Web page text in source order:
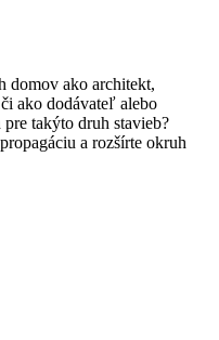
domov ako architekt,
ako dodávateľ alebo
takýto druh stavieb?
a rozšírte okruh